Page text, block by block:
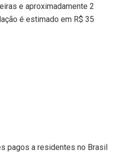
e aproximadamente 2
é estimado em R$ 35
pagos a residentes no Brasil